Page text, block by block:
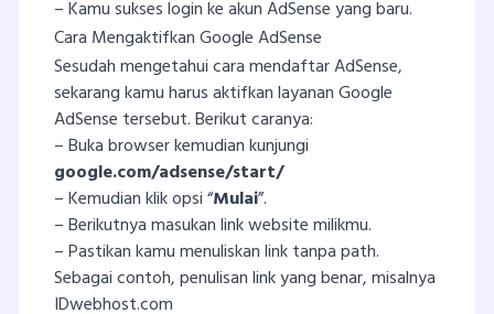
– Kamu sukses login ke akun AdSense yang baru.
Cara Mengaktifkan Google AdSense
Sesudah mengetahui cara mendaftar AdSense,
sekarang kamu harus aktifkan layanan Google
AdSense tersebut. Berikut caranya:
– Buka browser kemudian kunjungi
google.com/adsense/start/
– Kemudian klik opsi “Mulai”.
– Berikutnya masukan link website milikmu.
– Pastikan kamu menuliskan link tanpa path.
Sebagai contoh, penulisan link yang benar, misalnya
IDwebhost.com